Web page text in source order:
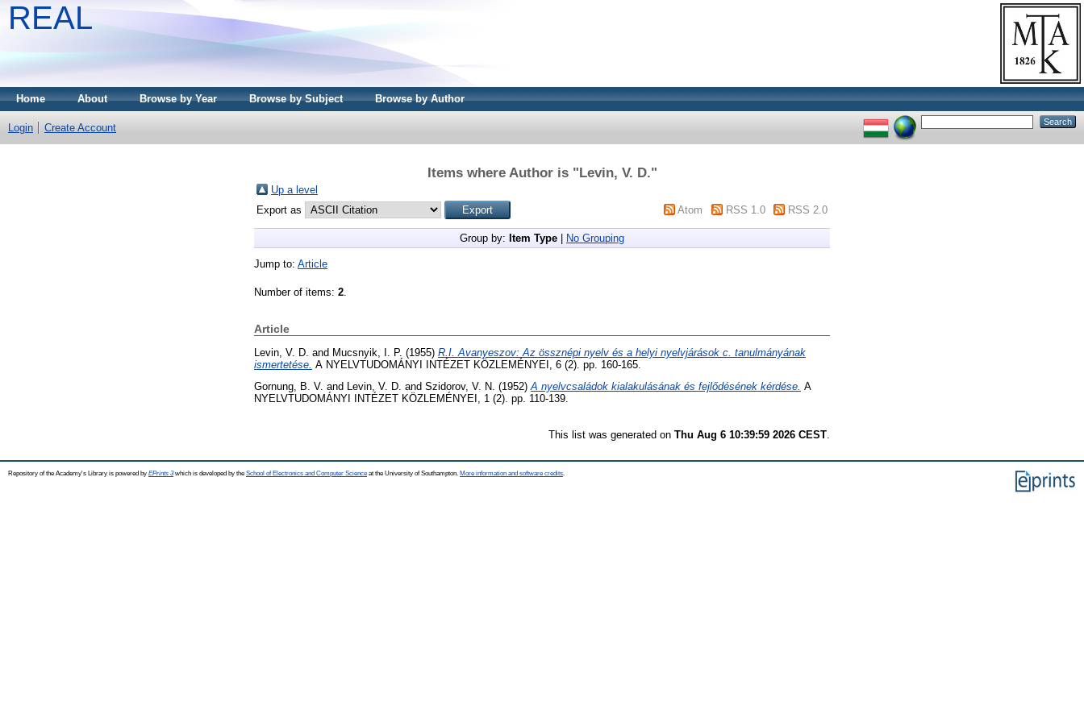
REAL
Home About Browse by Year Browse by Subject Browse by Author
Login Create Account
Items where Author is "Levin, V. D."
Up a level
Export as
Atom RSS 1.0 RSS 2.0
Group by: Item Type No Grouping
Jump to: Article
Number of items: 2
Article
Levin, V. D. and Mucsnyik, I. P. (1955) R.I. Avanyeszov: Az össznépi nyelv és a helyi nyelvjárások с. tanulmányának
ismertetése. А NYELVTUDOMÁNYI INTÉZET KÖZLEMÉNYEI, 6 (2). pp. 160-165.
Gornung, B. V. and Levin, V. D. and Szidorov, V. N. (1952)A nyelvcsaládok kialakulásának és fejlődésének kérdése. А
NYELVTUDOMÁNYI INTÉZET KÖZLEMÉNYEI, 1 (2). pp. 110-139.
This list was generated on Thu Aug 6 10:39:59 2026 CEST.
Repository of the Academy's Library is powered by EPrints 3which is developed by the School of Electronics and Computer Science at the University of Southampton. More information and software credits